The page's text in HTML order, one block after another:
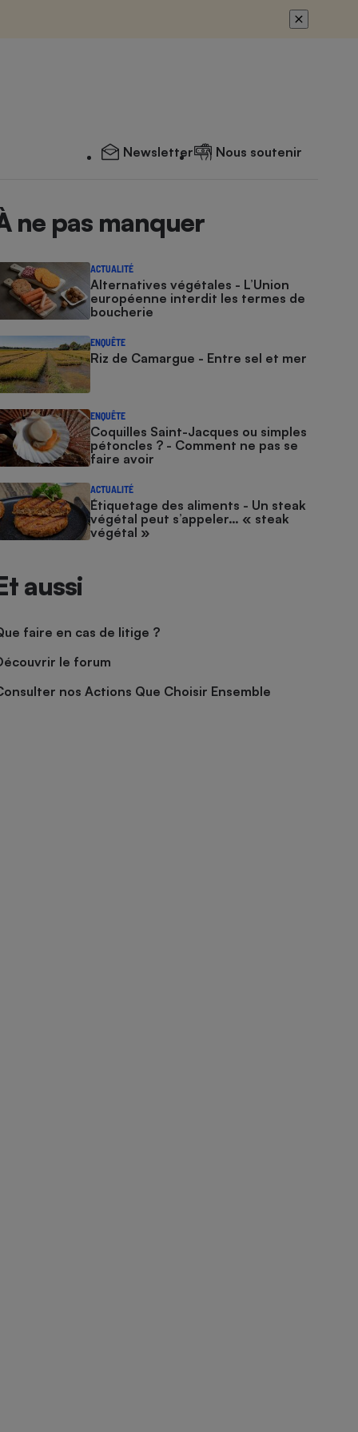
Newsletter Nous soutenir
ne pas manquer
ACTUALITÉ
Alternatives végétales - L’Union
européenne interdit les termes de
boucherie
ENQUÊTE
Riz de Camargue - Entre sel et mer
ENQUÊTE
Coquilles Saint-Jacques ou simples
pétoncles ? - Comment ne pas se
faire avoir
ACTUALITÉ
Étiquetage des aliments - Un steak
végétal peut s’appeler… « steak
végétal »
aussi
faire en cas de litige ?
le forum
nos Actions Que Choisir Ensemble